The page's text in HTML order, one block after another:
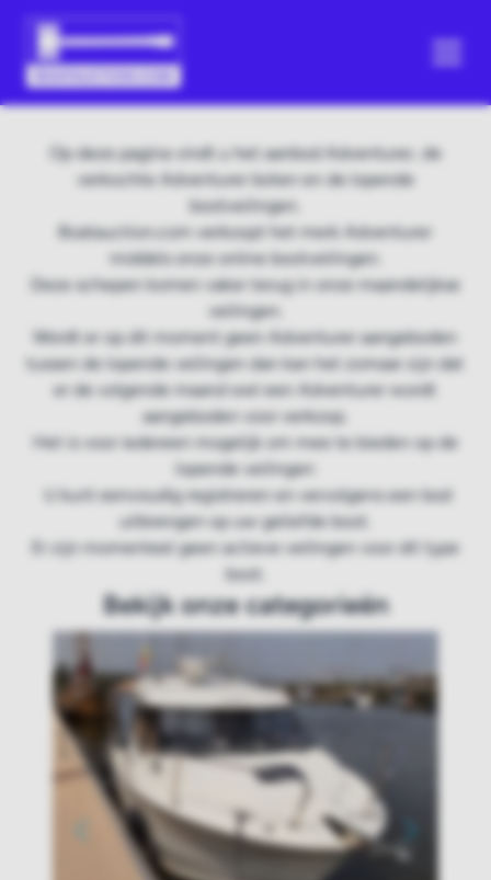
Op deze pagina vindt u het aanbod Adventurer, de
verkochte Adventurer boten en de lopende
bootveilingen.
Boatauction.com verkoopt het merk Adventurer
middels onze online bootveilingen.
Deze schepen komen vaker terug in onze maandelijkse
veilingen.
Wordt er op dit moment geen Adventurer aangeboden
tussen de lopende veilingen dan kan het zomaar zijn dat
er de volgende maand wel een Adventurer wordt
aangeboden voor verkoop.
Het is voor iedereen mogelijk om mee te bieden op de
lopende veilingen
U kunt eenvoudig registreren en vervolgens een bod
uitbrengen op uw geliefde boot.
Er zijn momenteel geen actieve veilingen voor dit type
boot.
Bekijk onze categorieën